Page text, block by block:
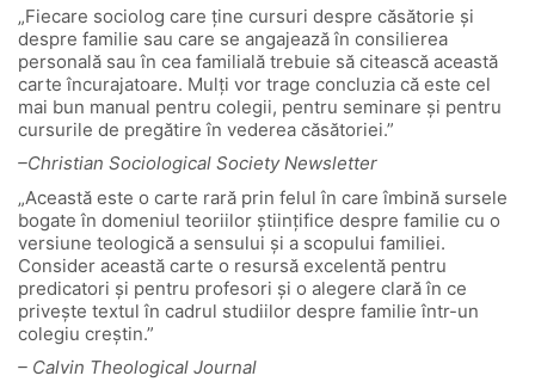
„Fiecare sociolog care ţine cursuri despre căsătorie şi
despre familie sau care se angajează în consilierea
personală sau în cea familială trebuie să citească această
carte încurajatoare. Mulţi vor trage concluzia că este cel
mai bun manual pentru colegii, pentru seminare şi pentru
cursurile de pregătire în vederea căsătoriei.”
–Christian Sociological Society Newsletter
„Această este o carte rară prin felul în care îmbină sursele
bogate în domeniul teoriilor ştiinţifice despre familie cu o
versiune teologică a sensului şi a scopului familiei.
Consider această carte o resursă excelentă pentru
predicatori şi pentru profesori şi o alegere clară în ce
priveşte textul în cadrul studiilor despre familie într-un
colegiu creştin.”
– Calvin Theological Journal